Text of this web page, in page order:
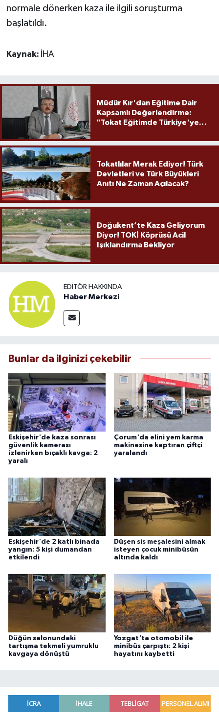
normale dönerken kaza ile ilgili soruşturma
başlatıldı.
Kaynak: İHA
Müdür Kır'dan Eğitime Dair
Kapsamlı Değerlendirme:
"Tokat Eğitimde Türkiye'ye
Tokatlılar Merak Ediyor! Türk
Devletleri ve Türk Büyükleri
Anıtı Ne Zaman Açılacak?
Doğukent’te Kaza Geliyorum
Diyor! TOKİ Köprüsü Acil
Işıklandırma Bekliyor
EDITÖR HAKKINDA
Haber Merkezi
Bunlar da ilginizi çekebilir
Eskişehir'de kaza sonrası
güvenlik kamerası
izlenirken bıçaklı kavga: 2
yaralı
Çorum'da elini yem karma
makinesine kaptıran çiftçi
yaralandı
Eskişehir'de 2 katlı binada
yangın: 5 kişi dumandan
etkilendi
Düşen sis meşalesini almak
isteyen çocuk minibüsün
altında kaldı
Düğün salonundaki
tartışma tekmeli yumruklu
kavgaya dönüştü
Yozgat'ta otomobil ile
minibüs çarpıştı: 2 kişi
hayatını kaybetti